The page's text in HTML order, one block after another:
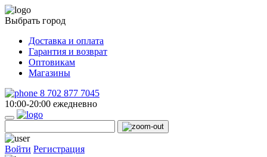
Выбрать город
Доставка и оплата
Гарантия и возврат
Оптовикам
Магазины
8 702 877 7045
10:00-20:00 ежедневно
Войти Регистрация